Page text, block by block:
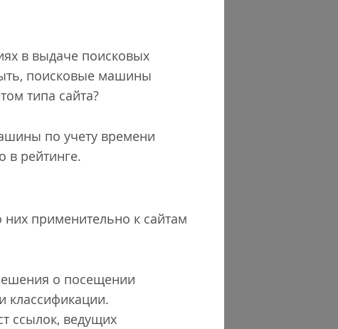
в выдаче поисковых
поисковые машины
типа сайта?
по учету времени
в рейтинге.
применительно к сайтам
о посещении
классификации.
ссылок, ведущих